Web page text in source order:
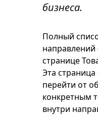
бизнеса.
Полный
направлений
странице
Эта
перейти от
конкретным
внутри